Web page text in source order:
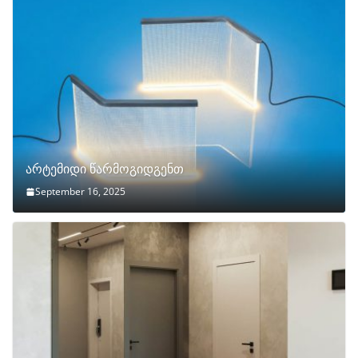
არტემიდი წარმოგიდგენთ
September 16, 2025